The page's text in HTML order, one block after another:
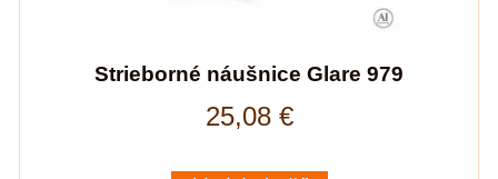
Strieborné náušnice Glare 979
25,08 €